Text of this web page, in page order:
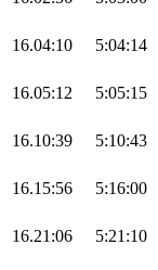
16.04:10 5:04:14
16.05:12 5:05:15
16.10:39 5:10:43
16.15:56 5:16:00
16.21:06 5:21:10